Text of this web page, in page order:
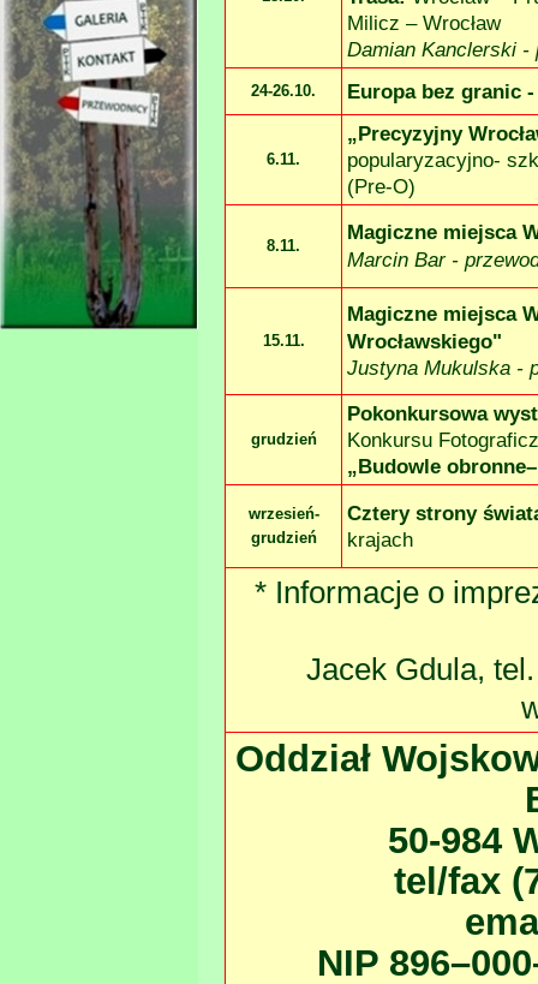
Milicz – Wrocław
Damian Kanclerski -
24-26.10. Europa bez granic -
6.11.
„Precyzyjny
popularyzacyjno-
(Pre-O)
8.11.
Magiczne miejsca
Marcin Bar -
15.11.
Magiczne miejsca
Wrocławskiego"
Justyna Mukulska -
grudzień
Pokonkursowa
Konkursu
„Budowle
wrzesień-
grudzień
Cztery strony
krajach
* Informacje o
Jacek Gdula,
Oddział
50-984
tel/fax
NIP